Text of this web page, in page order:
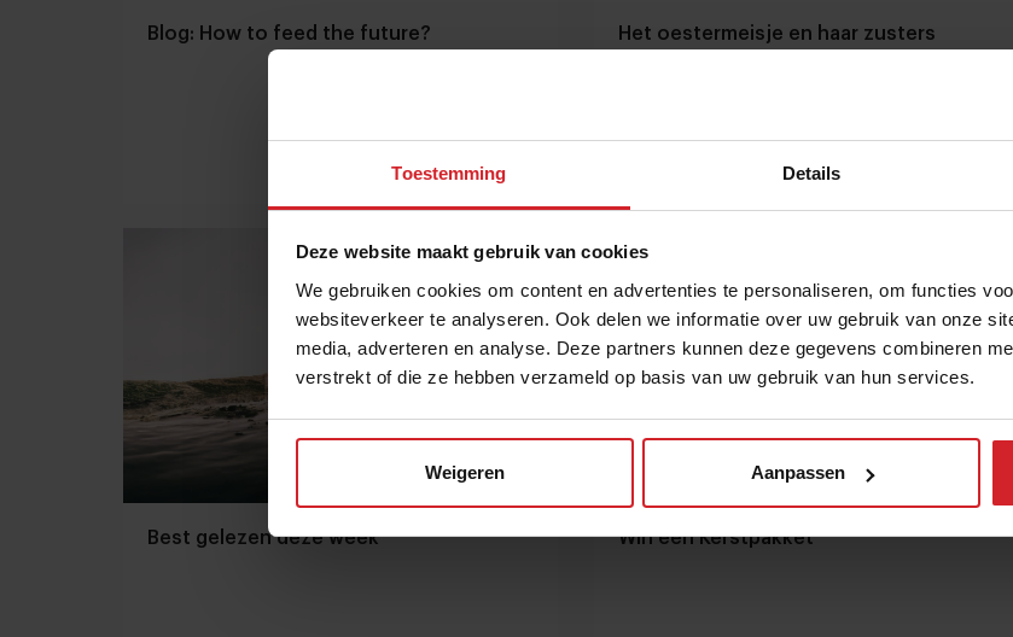
Toestemming Details
Deze website maakt gebruik van cookies
We gebruiken cookies om content en advertenties te personaliseren, om functies
websiteverkeer te analyseren. Ook delen we informatie over uw gebruik van onze
media, adverteren en analyse. Deze partners kunnen deze gegevens combineren
verstrekt of die ze hebben verzameld op basis van uw gebruik van hun services.
Weigeren Aanpassen
Blog: How to feed the future?
23 december 2013| 1 min
Het oestermeisje en haar zusters
23 december 2013
Best gelezen deze week Win een Kerstpakket